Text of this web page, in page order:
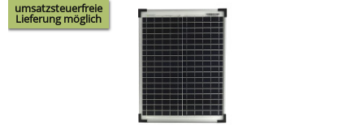
umsatzsteuerfreie
Lieferung möglich